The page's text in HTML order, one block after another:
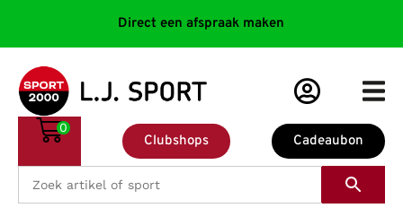
Direct een afspraak maken
Cadeaubon
Clubshops
0